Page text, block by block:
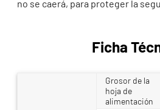
no se caerá, para proteger la
Ficha
Grosor de la
hoja de
alimentación